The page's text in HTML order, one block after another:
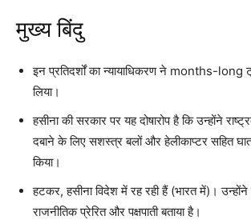
मुख्य बिंदु
इन प्रतिदर्शों का न्यायाधिकरण ने months-long
लिया।
हसीना की सरकार पर यह दोषारोप है कि उन्होंने
दबाने के लिए सशस्त्र बलों और हेलीकाप्टर सहित
किया।
हटकर, हसीना विदेश में रह रही हैं (भारत में)।
राजनीतिक प्रेरित और पक्षपाती बताया है।